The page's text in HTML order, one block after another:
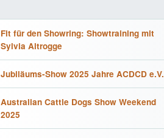
Fit für den Showring: Showtraining mit
Sylvia Altrogge
Jubiläums-Show 2025 Jahre ACDCD e.V.
Australian Cattle Dogs Show Weekend
2025